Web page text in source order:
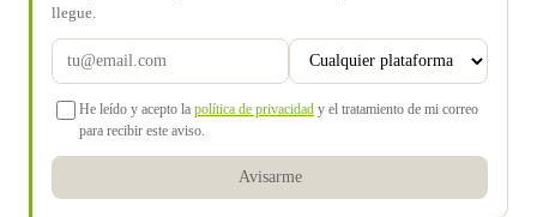
llegue.
He leído y acepto la política de privacidad y el tratamiento de mi correo
para recibir este aviso.
Avisarme